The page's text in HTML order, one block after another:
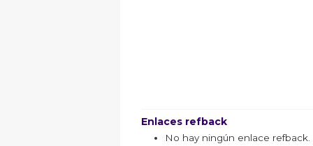
Enlaces refback
No hay ningún enlace refback.